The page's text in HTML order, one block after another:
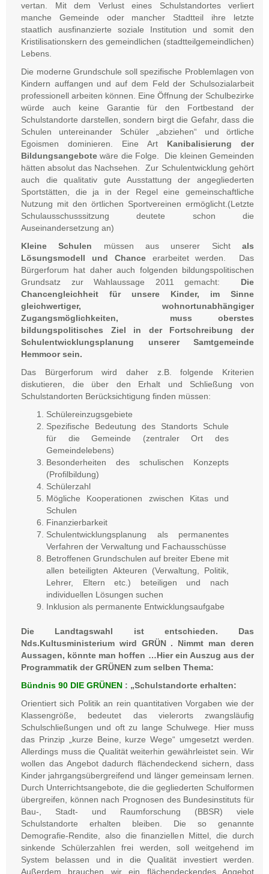
vertan. Mit dem Verlust eines Schulstandortes verliert
manche Gemeinde oder mancher Stadtteil ihre letzte
staatlich ausfinanzierte soziale Institution und somit den
Kristilisationskern des gemeindlichen (stadtteilgemeindlichen)
Lebens.
Die moderne Grundschule soll spezifische Problemlagen von
Kindern auffangen und auf dem Feld der Schulsozialarbeit
professionell arbeiten können. Eine Öffnung der Schulbezirke
würde auch keine Garantie für den Fortbestand der
Schulstandorte darstellen, sondern birgt die Gefahr, dass die
Schulen untereinander Schüler „abziehen“ und örtliche
Egoismen dominieren. Eine Art Kanibalisierung der
Bildungsangebote wäre die Folge. Die kleinen Gemeinden
hätten absolut das Nachsehen. Zur Schulentwicklung gehört
auch die qualitativ gute Ausstattung der angegliederten
Sportstätten, die ja in der Regel eine gemeinschaftliche
Nutzung mit den örtlichen Sportvereinen ermöglicht.(Letzte
Schulausschusssitzung deutete schon die
Auseinandersetzung an)
Kleine Schulen müssen aus unserer Sichtals
Lösungsmodell und Chanceerarbeitet werden. Das
Bürgerforum hat daher auch folgenden bildungspolitischen
Grundsatz zur Wahlaussage 2011 gemacht: Die
Chancengleichheit für unsere Kinder, im Sinne
gleichwertiger, wohnortunabhängiger
Zugangsmöglichkeiten, muss oberstes
bildungspolitisches Ziel in der Fortschreibung der
Schulentwicklungsplanung unserer Samtgemeinde
Hemmoor sein.
Das Bürgerforum wird daher z.B. folgende Kriterien
diskutieren, die über den Erhalt und Schließung von
Schulstandorten Berücksichtigung finden müssen:
Schülereinzugsgebiete
Spezifische Bedeutung des Standorts Schule
für die Gemeinde (zentraler Ort des
Gemeindelebens)
Besonderheiten des schulischen Konzepts
(Profilbildung)
Schülerzahl
Mögliche Kooperationen zwischen Kitas und
Schulen
Finanzierbarkeit
Schulentwicklungsplanung als permanentes
Verfahren der Verwaltung und Fachausschüsse
Betroffenen Grundschulen auf breiter Ebene mit
allen beteiligten Akteuren (Verwaltung, Politik,
Lehrer, Eltern etc.) beteiligen und nach
individuellen Lösungen suchen
Inklusion als permanente Entwicklungsaufgabe
Die Landtagswahl ist entschieden. Das
Nds.Kultusministerium wird GRÜN . Nimmt man deren
Aussagen, könnte man hoffen …Hier ein Auszug aus der
Programmatik der GRÜNEN zum selben Thema:
Bündnis 90 DIE GRÜNEN : „Schulstandorte erhalten:
Orientiert sich Politik an rein quantitativen Vorgaben wie der
Klassengröße, bedeutet das vielerorts zwangsläufig
Schulschließungen und oft zu lange Schulwege. Hier muss
das Prinzip „kurze Beine, kurze Wege“ umgesetzt werden.
Allerdings muss die Qualität weiterhin gewährleistet sein. Wir
wollen das Angebot dadurch flächendeckend sichern, dass
Kinder jahrgangsübergreifend und länger gemeinsam lernen.
Durch Unterrichtsangebote, die die gegliederten Schulformen
übergreifen, können nach Prognosen des Bundesinstituts für
Bau-, Stadt- und Raumforschung (BBSR) viele
Schulstandorte erhalten bleiben. Die so genannte
Demografie-Rendite, also die finanziellen Mittel, die durch
sinkende Schülerzahlen frei werden, soll weitgehend im
System belassen und in die Qualität investiert werden.
Außerdem brauchen wir ein flächendeckendes Angebot